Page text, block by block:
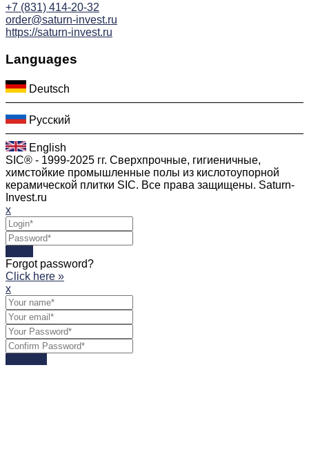
+7 (831) 414-20-32
order@saturn-invest.ru
https://saturn-invest.ru
Languages
Deutsch
Русский
English
SIC® - 1999-2025 гг. Сверхпрочные, гигиеничные,
химстойкие промышленные полы из кислотоупорной
керамической плитки SIC. Все права защищены. Saturn-
Invest.ru
x
Forgot password?
Click here »
x